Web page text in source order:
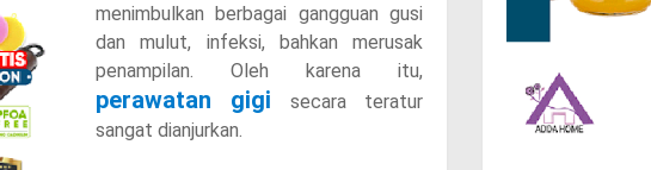
menimbulkan berbagai gangguan gusi
dan mulut, infeksi, bahkan merusak
penampilan. Oleh karena itu,
perawatan gigi secara teratur
sangat dianjurkan.